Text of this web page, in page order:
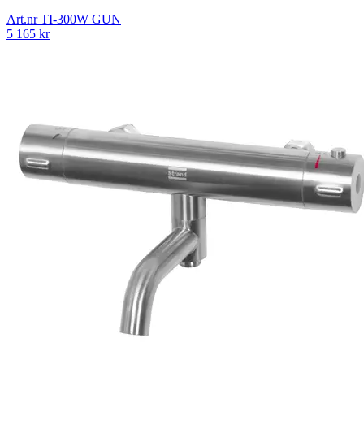
Art.nrTI-300W GUN
5 165 kr